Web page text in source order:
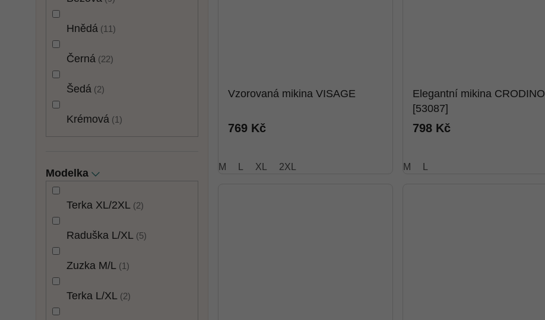
Hnědá 11
Černá 22
Šedá 2
Krémová 1
Modelka
Terka XL/2XL 2
Raduška L/XL 5
Zuzka M/L 1
Terka L/XL 2
Vzorovaná mikina VISAGE
769 Kč
M L XL 2XL
Elegantní mikina CRODINO
[53087]
798 Kč
M L